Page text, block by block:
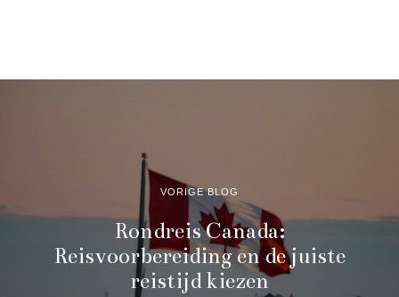
VORIGE BLOG
Rondreis Canada:
Reisvoorbereiding en de juiste
reistijd kiezen